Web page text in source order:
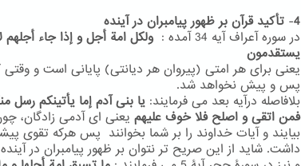
4
- تأکید قرآن بر ظهور پیامبران در آینده
در سوره آعراف آیه 34 آمده :
ولکل امة أجل و إذا جاء
یستقدمون
یعنی برای هر امتی (پیروان هر دیانتی) پایانی است و
پس و پیش نخواهد شد.
بلافاصله درآیه بعد می فرمایند: یا بنی آدم إما یأتینکم رسل
فمن اتقی و اصلح فلا خوف علیهم یعنی ای آدمی زادگان،
بیایند و آیات خداوند را بر شما بخوانند پس هرکه تقوی
داشت. شاید از این صریح تر نتوان بر ظهور پیامبران در